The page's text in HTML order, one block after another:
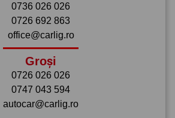
0736 026 026
0726 692 863
office@carlig.ro
Groși
0726 026 026
0747 043 594
autocar@carlig.ro